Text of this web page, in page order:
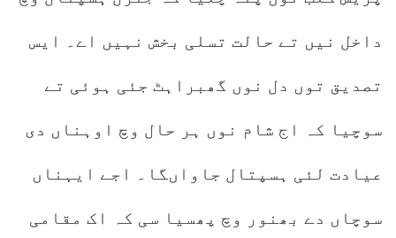
داخل نیں تے حالت تسلی بخش نہیں اے۔ ایس
تصدیق توں دل نوں گھبراہٹ جئی ہوئی تے
سوچیا کہ اج شام نوں ہر حال وچ اوہناں دی
عیادت لئی ہسپتال جاواںگا۔ اجے ایہناں
سوچاں دے بھنور وچ پھسیا سی کہ اک مقامی